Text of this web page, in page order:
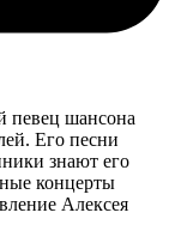
певец шансона
Его песни
знают его
концерты
Алексея